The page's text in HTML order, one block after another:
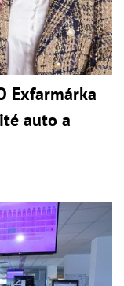
Exfarmárka
auto a